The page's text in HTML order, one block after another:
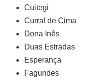
Cuitegi
Curral de Cima
Dona Inês
Duas Estradas
Esperança
Fagundes